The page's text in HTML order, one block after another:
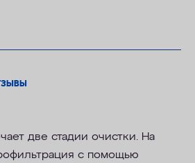
две стадии очистки. На
с помощью